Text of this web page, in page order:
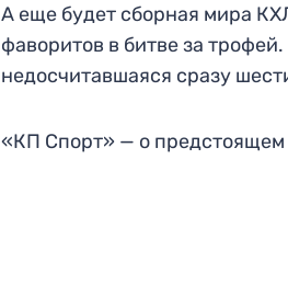
А еще будет сборная мира
фаворитов в битве за
недосчитавшаяся сразу
«КП Спорт» — о предстоящем